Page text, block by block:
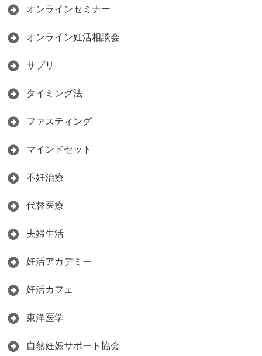
オンラインセミナー
オンライン妊活相談会
サプリ
タイミング法
ファスティング
マインドセット
不妊治療
代替医療
夫婦生活
妊活アカデミー
妊活カフェ
東洋医学
自然妊娠サポート協会